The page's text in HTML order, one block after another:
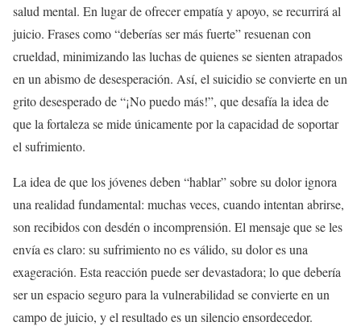
salud mental. En lugar de ofrecer empatía y apoyo, se recurrirá al
juicio. Frases como “deberías ser más fuerte” resuenan con
crueldad, minimizando las luchas de quienes se sienten atrapados
en un abismo de desesperación. Así, el suicidio se convierte en un
grito desesperado de “¡No puedo más!”, que desafía la idea de
que la fortaleza se mide únicamente por la capacidad de soportar
el sufrimiento.
La idea de que los jóvenes deben “hablar” sobre su dolor ignora
una realidad fundamental: muchas veces, cuando intentan abrirse,
son recibidos con desdén o incomprensión. El mensaje que se les
envía es claro: su sufrimiento no es válido, su dolor es una
exageración. Esta reacción puede ser devastadora; lo que debería
ser un espacio seguro para la vulnerabilidad se convierte en un
campo de juicio, y el resultado es un silencio ensordecedor.